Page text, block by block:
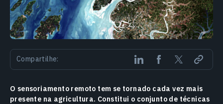
Compartilhe:
O sensoriamento remoto tem se tornado cada vez mais
presente na agricultura. Constitui o conjunto de técnicas